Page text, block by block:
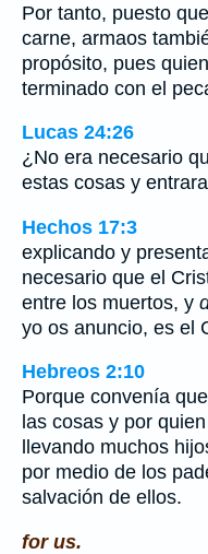
Por tanto, puesto
carne, armaos
propósito, pues
terminado con el
Lucas 24:26
¿No era necesario
estas cosas y
Hechos 17:3
explicando y
necesario que el
entre los muertos, y
yo os anuncio, es el
Hebreos 2:10
Porque convenía
las cosas y por
llevando muchos
por medio de los
salvación de ellos.
for us.